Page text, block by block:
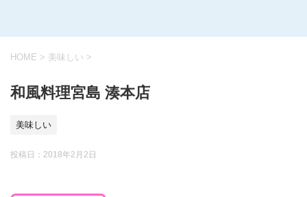
HOME > 美味しい >
和風料理宮島 湊本店
美味しい
投稿日： 2018年2月2日